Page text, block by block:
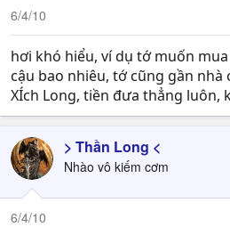
6/4/10
hơi khó hiểu, ví dụ tớ muốn
cậu bao nhiêu, tớ cũng gần nhà
XÍch Long, tiền đưa thẳng luôn,
> Thần Long <
Nhào vô kiếm cơm
6/4/10